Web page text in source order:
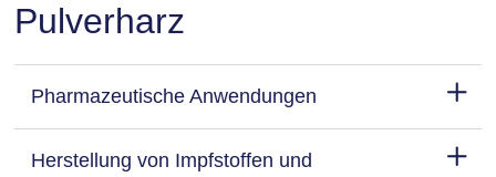
Pulverharz
Pharmazeutische Anwendungen
Herstellung von Impfstoffen und